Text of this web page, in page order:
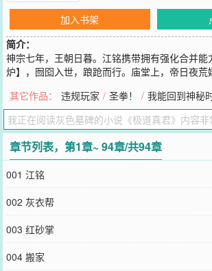
加入书架
简介：
神宗七年，王朝日暮。江铭携带拥有强化合并能
炉】，囫囵入世，踉跄而行。庙堂上，帝日夜荒
如草芥。宝瓶道举义未成，溃兵流民，席卷天下
香火愚众，祸乱州郡。武道、真功、肌霸，抬
乱，有天龙狂舞，武圣掷象。异菌、天虫、魔
手之间，能焚山煮海，动摇洲陆。面对这艰难
剥削。他只得倚仗【原始炉】强化再强化，合
未敢停歇。“原始炉开，降低功法突破瓶颈的难度
度加快功法修炼速度！”“原始炉开…”不知何时。
功》，竟蜕变为可硬撼陨星、万法难侵的《不灭
的《搬气诀》，赫然演化成能与天地齐寿、日月
解》！江铭再回头。茫然四顾，心下寂寞。普天
煌世间，伏尸百万，血染山河，唯一人独行…
您要是觉得《
里的朋友推荐哦！
其它作品： 违规玩家 / 圣拳！ / 我能回到神秘
章节列表，第1章~ 94章/共94章
001 江铭
002 灰衣帮
003 红砂掌
004 搬家